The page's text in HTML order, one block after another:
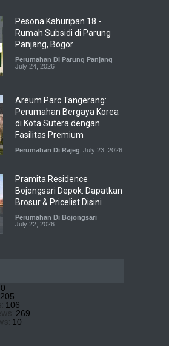
Pesona Kahuripan 18 -
Rumah Subsidi di Parung
Panjang, Bogor
Perumahan Di Parung Panjang
July 24, 2026
Areum Parc Tangerang:
Perumahan Bergaya Korea
di Kota Sutera dengan
Fasilitas Premium
Perumahan Di Rajeg July 23, 2026
Pramita Residence
Bojongsari Depok: Dapatkan
Brosur & Pricelist Disini
Perumahan Di Bojongsari
July 22, 2026
July 3, 2026
0
205
106
269
10